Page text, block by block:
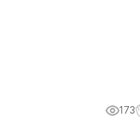
173